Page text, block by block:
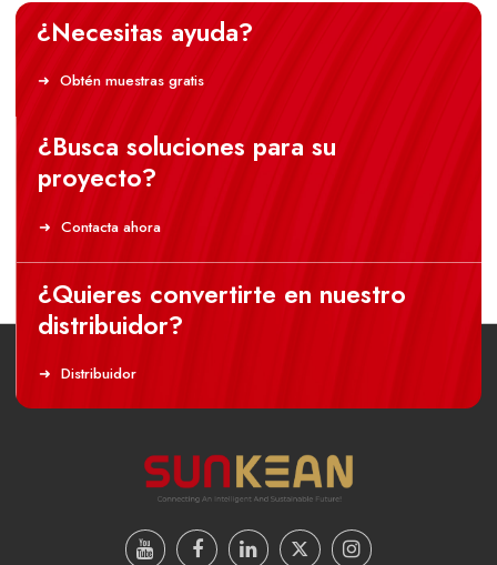
¿Necesitas ayuda?
Obtén muestras gratis
¿Busca soluciones para su
proyecto?
Contacta ahora
¿Quieres convertirte en nuestro
distribuidor?
Distribuidor